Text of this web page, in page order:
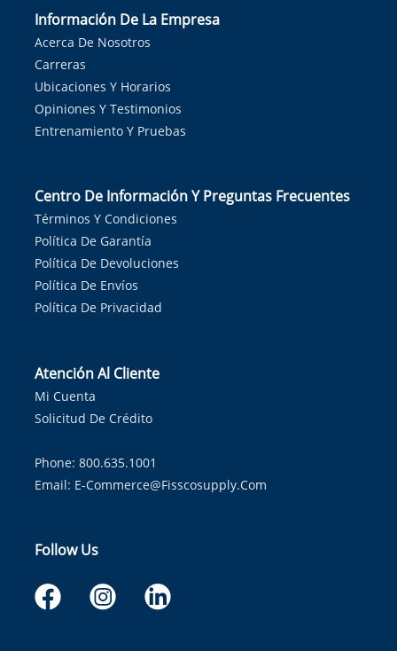
Información De La Empresa
Acerca De Nosotros
Carreras
Ubicaciones Y Horarios
Opiniones Y Testimonios
Entrenamiento Y Pruebas
Centro De Información Y Preguntas Frecuentes
Términos Y Condiciones
Política De Garantía
Política De Devoluciones
Política De Envíos
Política De Privacidad
Atención Al Cliente
Mi Cuenta
Solicitud De Crédito
Phone: 800.635.1001
Email: E-Commerce@fisscosupply.com
Follow Us